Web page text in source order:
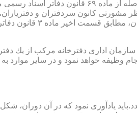
مشورتی كانون سردفتران و
سازمان اداری دفترخانه مركب از یك
وظیفه خواهد نمود و در سایر موارد
جهت ثبت رسمی اسناد مراجعان، به قانون ثبت اسناد مصوب سال ۱۲۹۰ شمسی بازمی